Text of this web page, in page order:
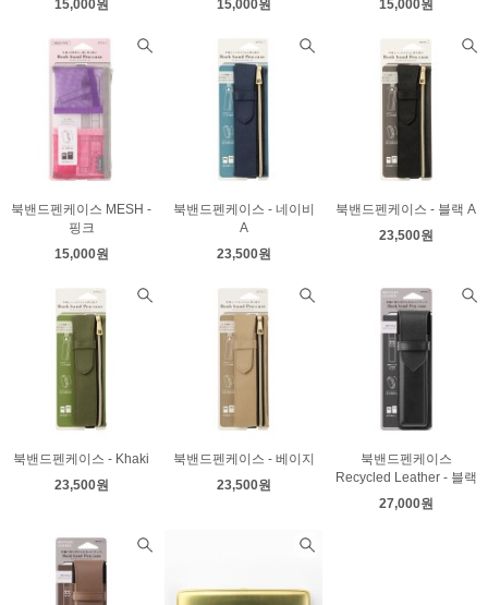
15,000원
15,000원
15,000원
북밴드펜케이스 MESH -
핑크
15,000원
북밴드펜케이스 - 네이비
A
23,500원
북밴드펜케이스 - 블랙 A
23,500원
북밴드펜케이스 - Khaki
23,500원
북밴드펜케이스 - 베이지
23,500원
북밴드펜케이스
Recycled Leather - 블랙
27,000원